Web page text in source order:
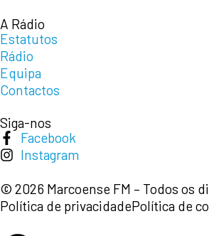
A Rádio
Estatutos
Rádio
Equipa
Contactos
Siga-nos
Facebook
Instagram
© 2026 Marcoense FM – Todos os
Política de privacidadePolítica de